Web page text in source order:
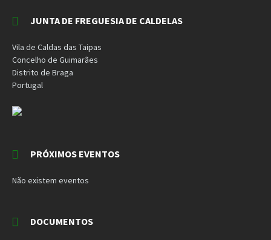
JUNTA DE FREGUESIA DE CALDELAS
Vila de Caldas das Taipas
Concelho de Guimarães
Distrito de Braga
Portugal
PRÓXIMOS EVENTOS
Não existem eventos
DOCUMENTOS